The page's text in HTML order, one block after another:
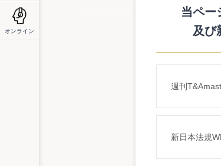
オンライン
国側の上告受理の申立てについ
「平和事件」については、納税
件」に該当するなどとの主張か
一方、国側も控訴審判決（東京
確定したこととなる。
当ペー
及び
週刊
新日本法規